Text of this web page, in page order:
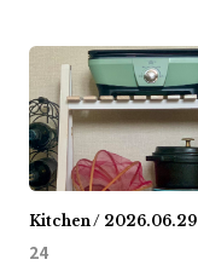
Kitchen / 2026.06.29
24